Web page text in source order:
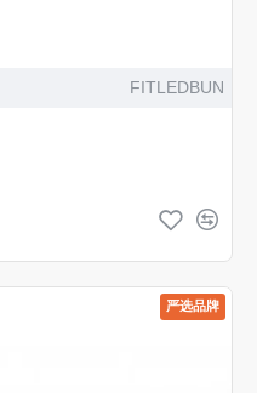
FITLEDBUN
严选品牌